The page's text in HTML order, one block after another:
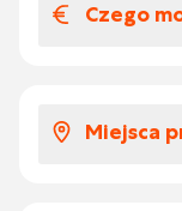
Czego
W ramach
Miejsca